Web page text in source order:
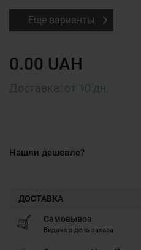
Еще варианты
0.00 UAH
от 10 дн.
Нашли дешевле?
ДОСТАВКА
Самовывоз
Видача в день заказа